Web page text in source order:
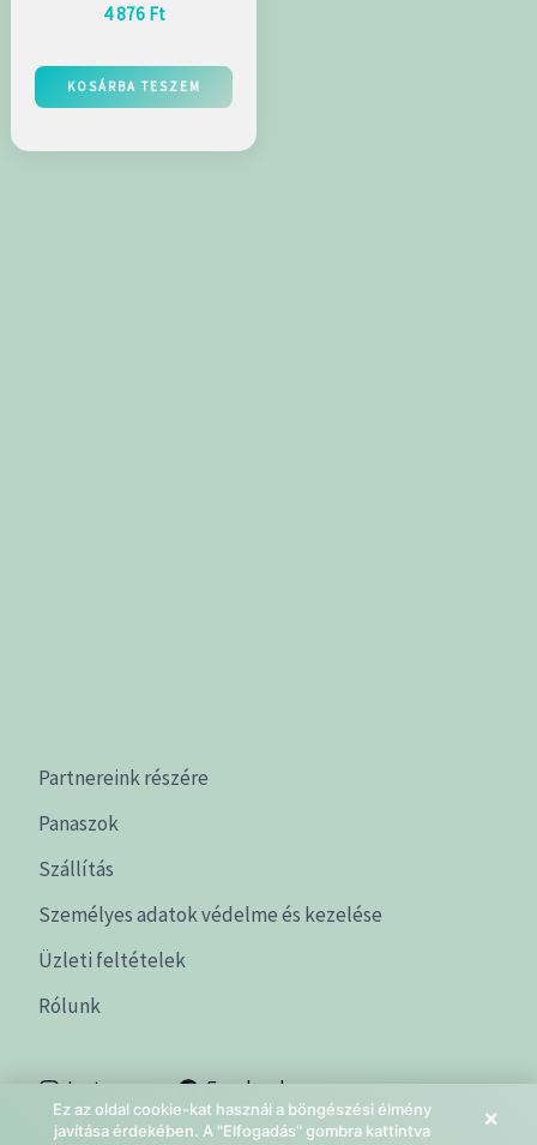
4 876 Ft
KOSÁRBA TESZEM
Partnereink részére
Panaszok
Szállítás
Személyes adatok védelme és kezelése
Üzleti feltételek
Rólunk
Instagram Facebook
Ez az oldal cookie-kat használ a böngészési élmény
javítása érdekében. A "Elfogadás" gombra kattintva
×